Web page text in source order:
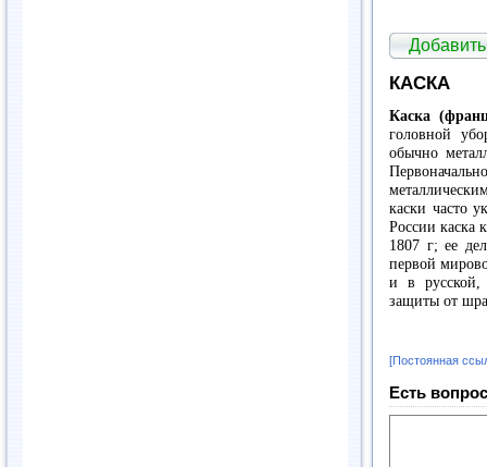
КАСКА
Каска
головной
обычно
каски часто
России каска
1807 г; ее
первой
и в русской,
защиты от
[Постоянная
Есть